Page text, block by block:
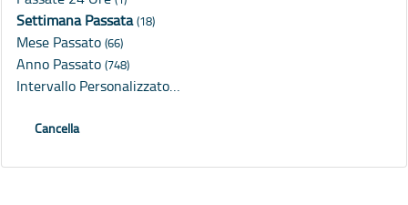
Settimana Passata(18)
Mese Passato (66)
Anno Passato (748)
Intervallo Personalizzato…
Cancella